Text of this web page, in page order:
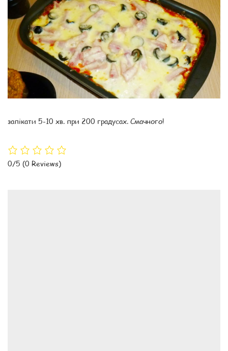
запікати 5-10 хв. при 200 градусах. Смачного!
0/5 (0 Reviews)